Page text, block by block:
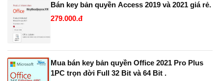
Bán key bản quyền Access 2019 và 2021 giá rẻ.
279.000.đ
Mua bán key bản quyền Office 2021 Pro Plus
1PC trọn đời Full 32 Bit và 64 Bit .